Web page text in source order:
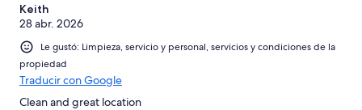
Keith
28 abr. 2026
Le gustó: Limpieza, servicio y personal, servicios y condiciones de la
propiedad
Traducir con Google
Clean and great location